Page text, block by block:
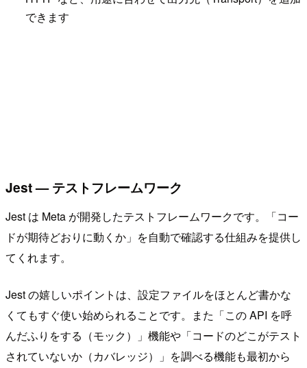
できます
Jest — テストフレームワーク
Jest は Meta が開発したテストフレームワークです。「コー
ドが期待どおりに動くか」を自動で確認する仕組みを提供し
てくれます。
Jest の嬉しいポイントは、設定ファイルをほとんど書かな
くてもすぐ使い始められることです。また「この API を呼
んだふりをする（モック）」機能や「コードのどこがテスト
されていないか（カバレッジ）」を調べる機能も最初から